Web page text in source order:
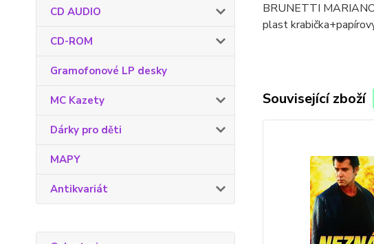
CD AUDIO
CD-ROM
Gramofonové LP desky
MC Kazety
Dárky pro děti
MAPY
Antikvariát
BRUNETTI
plast
Související zboží